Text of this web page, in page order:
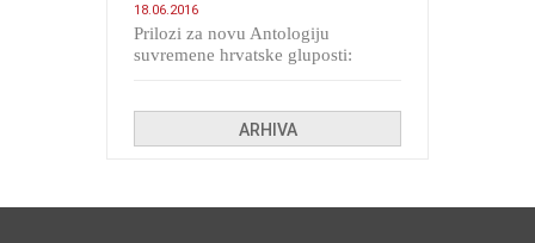
18.06.2016
Prilozi za novu Antologiju
suvremene hrvatske gluposti:
ARHIVA